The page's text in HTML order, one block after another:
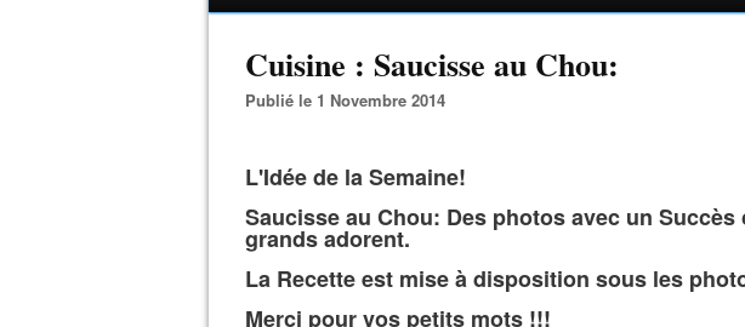
Cuisine : Saucisse au Chou:
Publié le 1 Novembre 2014
L'Idée de la Semaine!
Saucisse au Chou: Des photos avec un
grands adorent.
La Recette est mise à disposition sous les
Merci pour vos petits mots !!!